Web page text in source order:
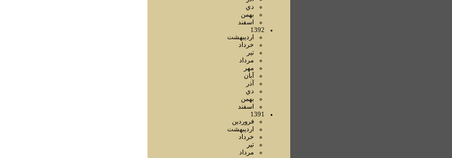
دي
بهمن
اسفند
1392
ارديبهشت
خرداد
تير
مرداد
مهر
آبان
آذر
دي
بهمن
اسفند
1391
فروردين
ارديبهشت
خرداد
تير
مرداد